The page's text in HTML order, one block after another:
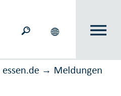
essen.de → Meldungen